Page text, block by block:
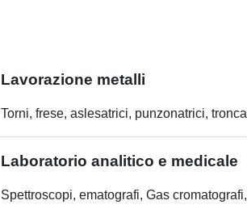
Lavorazione metalli
Torni, frese, aslesatrici, punzonatrici,
Laboratorio analitico e medicale
Spettroscopi, ematografi, Gas